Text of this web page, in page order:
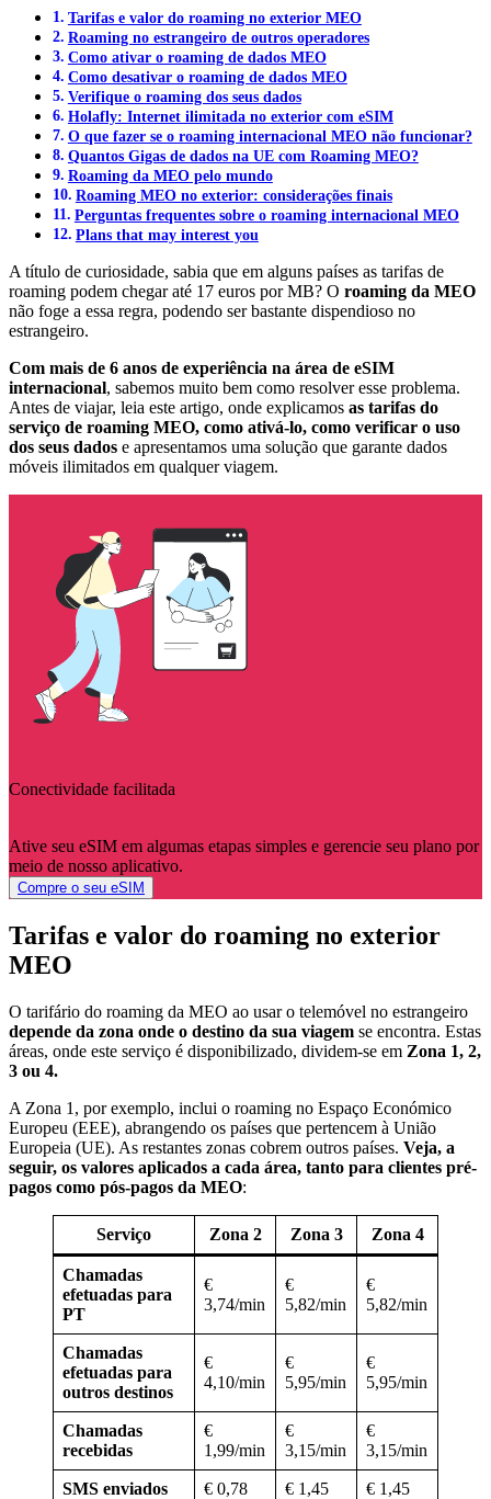
Tarifas e valor do roaming no exterior MEO
Roaming no estrangeiro de outros operadores
Como ativar o roaming de dados MEO
Como desativar o roaming de dados MEO
Verifique o roaming dos seus dados
Holafly: Internet ilimitada no exterior com eSIM
O que fazer se o roaming internacional MEO não funcionar?
Quantos Gigas de dados na UE com Roaming MEO?
Roaming da MEO pelo mundo
Roaming MEO no exterior: considerações finais
Perguntas frequentes sobre o roaming internacional MEO
Plans that may interest you
A título de curiosidade, sabia que em alguns países as tarifas de
roaming podem chegar até 17 euros por MB? O roaming da MEO
não foge a essa regra, podendo ser bastante dispendioso no
estrangeiro.
Com mais de 6 anos de experiência na área de eSIM
internacional, sabemos muito bem como resolver esse problema.
Antes de viajar, leia este artigo, onde explicamos as tarifas do
serviço de roaming MEO, como ativá-lo, como verificar o uso
dos seus dados e apresentamos uma solução que garante dados
móveis ilimitados em qualquer viagem.
Conectividade facilitada
Ative seu eSIM em algumas etapas simples e gerencie seu plano por
meio de nosso aplicativo.
Compre o seu eSIM
Tarifas e valor do roaming no exterior
MEO
O tarifário do roaming da MEO ao usar o telemóvel no estrangeiro
depende da zona onde o destino da sua viagem se encontra. Estas
áreas, onde este serviço é disponibilizado, dividem-se em Zona 1, 2,
3 ou 4.
A Zona 1, por exemplo, inclui o roaming no Espaço Económico
Europeu (EEE), abrangendo os países que pertencem à União
Europeia (UE). As restantes zonas cobrem outros países. Veja, a
seguir, os valores aplicados a cada área, tanto para clientes pré-
pagos como pós-pagos da MEO:
Serviço Zona 2 Zona 3 Zona 4
Chamadas
efetuadas para
PT
€
3,74/min
€
5,82/min
€
5,82/min
Chamadas
efetuadas para
outros destinos
€
4,10/min
€
5,95/min
€
5,95/min
Chamadas
recebidas
€
1,99/min
€
3,15/min
€
3,15/min
SMS enviados € 0,78 € 1,45 € 1,45